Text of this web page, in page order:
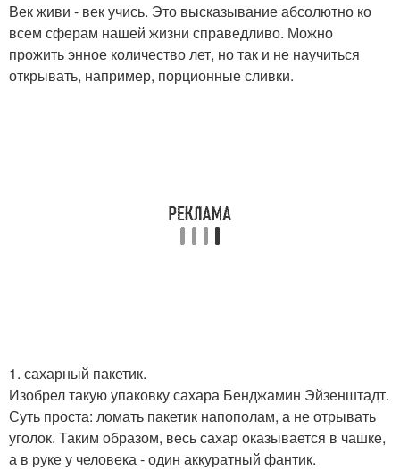
Век живи - век учись. Это высказывание абсолютно ко
всем сферам нашей жизни справедливо. Можно
прожить энное количество лет, но так и не научиться
открывать, например, порционные сливки.
1. сахарный пакетик.
Изобрел такую упаковку сахара Бенджамин Эйзенштадт.
Суть проста: ломать пакетик напополам, а не отрывать
уголок. Таким образом, весь сахар оказывается в чашке,
а в руке у человека - один аккуратный фантик.